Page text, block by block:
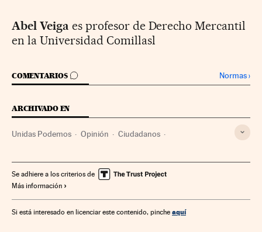
Abel Veiga es profesor de Derecho Mercantil
en la Universidad Comillasl
COMENTARIOS
IR A LOS COMENTARIOS Normas›
ARCHIVADO EN
Unidas Podemos Opinión Ciudadanos
Izquierda Unida Coaliciones políticas Podemos
Administración Estado España Administración pública
Se adhiere a los criterios de
Más información
Si está interesado en licenciar este contenido, pinche aquí